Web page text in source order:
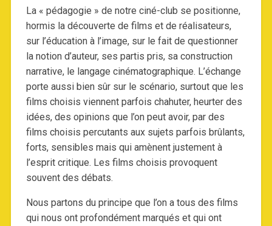
La « pédagogie » de notre ciné-club se positionne,
hormis la découverte de films et de réalisateurs,
sur l’éducation à l’image, sur le fait de questionner
la notion d’auteur, ses partis pris, sa construction
narrative, le langage cinématographique. L’échange
porte aussi bien sûr sur le scénario, surtout que les
films choisis viennent parfois chahuter, heurter des
idées, des opinions que l’on peut avoir, par des
films choisis percutants aux sujets parfois brûlants,
forts, sensibles mais qui amènent justement à
l’esprit critique. Les films choisis provoquent
souvent des débats.
Nous partons du principe que l’on a tous des films
qui nous ont profondément marqués et qui ont